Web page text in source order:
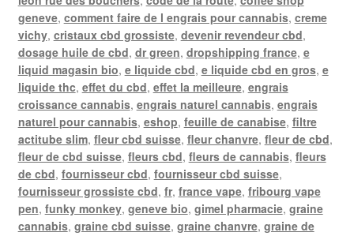
geneve, comment faire de l engrais pour cannabis, creme
vichy, cristaux cbd grossiste, devenir revendeur cbd,
dosage huile de cbd, dr green, dropshipping france, e
liquid magasin bio, e liquide cbd, e liquide cbd en gros, e
liquide thc, effet du cbd, effet la meilleure, engrais
croissance cannabis, engrais naturel cannabis, engrais
naturel pour cannabis, eshop, feuille de canabise, filtre
actitube slim, fleur cbd suisse, fleur chanvre, fleur de cbd,
fleur de cbd suisse, fleurs cbd, fleurs de cannabis, fleurs
de cbd, fournisseur cbd, fournisseur cbd suisse,
fournisseur grossiste cbd, fr, france vape, fribourg vape
pen, funky monkey, geneve bio, gimel pharmacie, graine
cannabis, graine cbd suisse, graine chanvre, graine de